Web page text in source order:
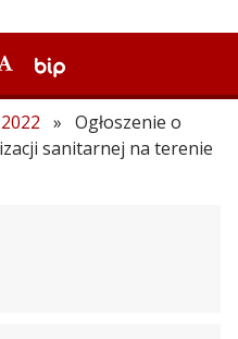
» Ogłoszenie o
sanitarnej na terenie